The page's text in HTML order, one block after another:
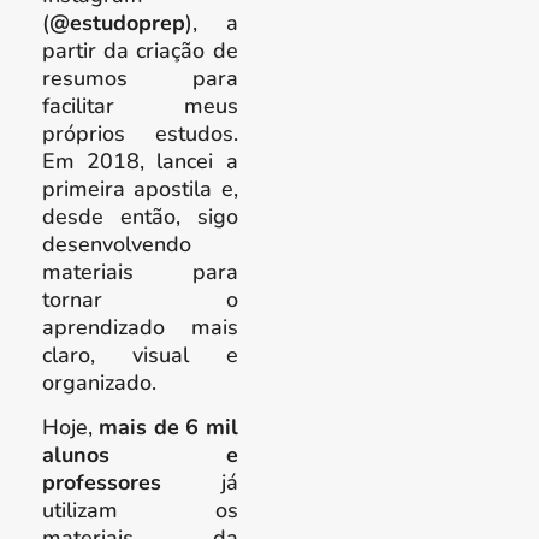
(@estudoprep), a
partir da criação de
resumos para
facilitar meus
próprios estudos.
Em 2018, lancei a
primeira apostila e,
desde então, sigo
desenvolvendo
materiais para
tornar o
aprendizado mais
claro, visual e
organizado.
Hoje, mais de 6 mil
alunos e
professores já
utilizam os